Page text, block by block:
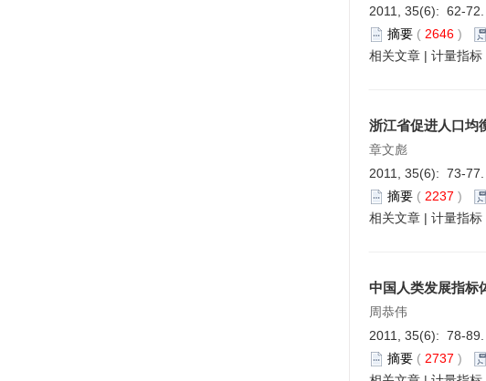
2011, 35(6): 62-72.
摘要 ( 2646 )
相关文章 | 计量指标
浙江省促进人口均
章文彪
2011, 35(6): 73-77.
摘要 ( 2237 )
相关文章 | 计量指标
中国人类发展指标
周恭伟
2011, 35(6): 78-89.
摘要 ( 2737 )